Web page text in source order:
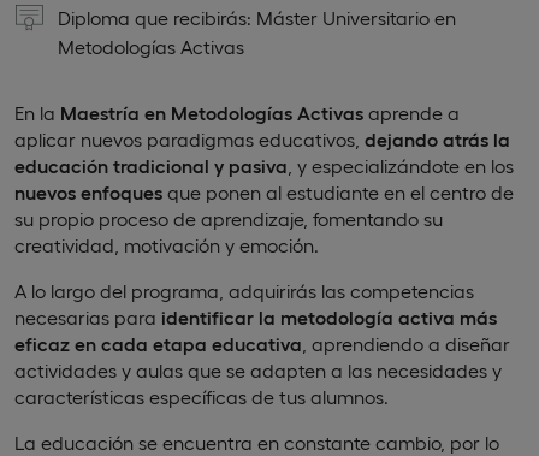
Diploma que recibirás: Máster Universitario en
Metodologías Activas
En la Maestría en Metodologías Activas aprende a
aplicar nuevos paradigmas educativos, dejando atrás la
educación tradicional y pasiva , y especializándote en los
nuevos enfoques que ponen al estudiante en el centro de
su propio proceso de aprendizaje, fomentando su
creatividad, motivación y emoción.
A lo largo del programa, adquirirás las competencias
necesarias para identificar la metodología activa más
eficaz en cada etapa educativa , aprendiendo a diseñar
actividades y aulas que se adapten a las necesidades y
características específicas de tus alumnos.
La educación se encuentra en constante cambio, por lo